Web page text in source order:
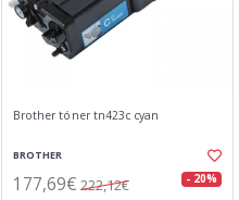
Brother tóner tn423c cyan
BROTHER
177,69€ 222,12€ - 20%